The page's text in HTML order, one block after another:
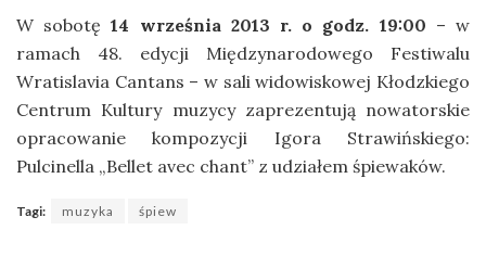
W sobotę14 września 2013 r. o godz. 19:00 – w
ramach 48. edycji Międzynarodowego Festiwalu
Wratislavia Cantans – w sali widowiskowej Kłodzkiego
Centrum Kultury muzycy zaprezentują nowatorskie
opracowanie kompozycji Igora Strawińskiego:
Pulcinella „Bellet avec chant” z udziałem śpiewaków.
Tagi: muzyka śpiew